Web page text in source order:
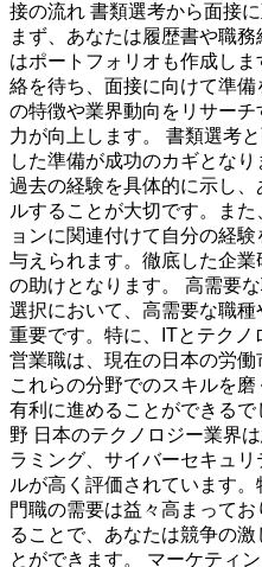
接の流れ 書類選考から面接
まず、あなたは履歴書や職
はポートフォリオも作成し
絡を待ち、面接に向けて準
の特徴や業界動向をリサー
力が向上します。 書類選考
した準備が成功のカギとなり
過去の経験を具体的に示し
ルすることが大切です。ま
ョンに関連付けて自分の経
与えられます。徹底した企
の助けとなります。 高需要
選択において、高需要な職
重要です。特に、ITとテクノ
営業職は、現在の日本の労働
これらの分野でのスキルを
有利に進めることができる
野 日本のテクノロジー業界
ラミング、サイバーセキュ
ルが高く評価されています
門職の需要は益々高まって
ることで、あなたは競争の
とができます。 マーケティ